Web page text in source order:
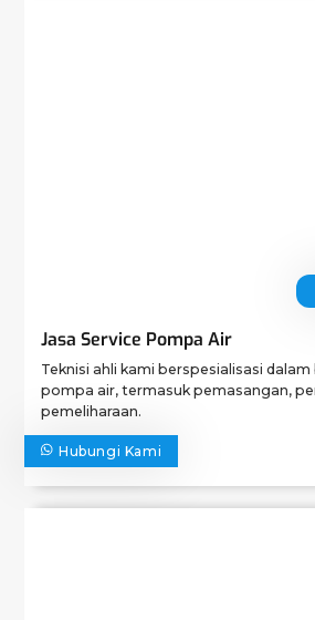
Jasa Service Pompa Air
Teknisi ahli kami berspesialisasi
pompa air, termasuk pemasangan,
pemeliharaan.
Hubungi Kami